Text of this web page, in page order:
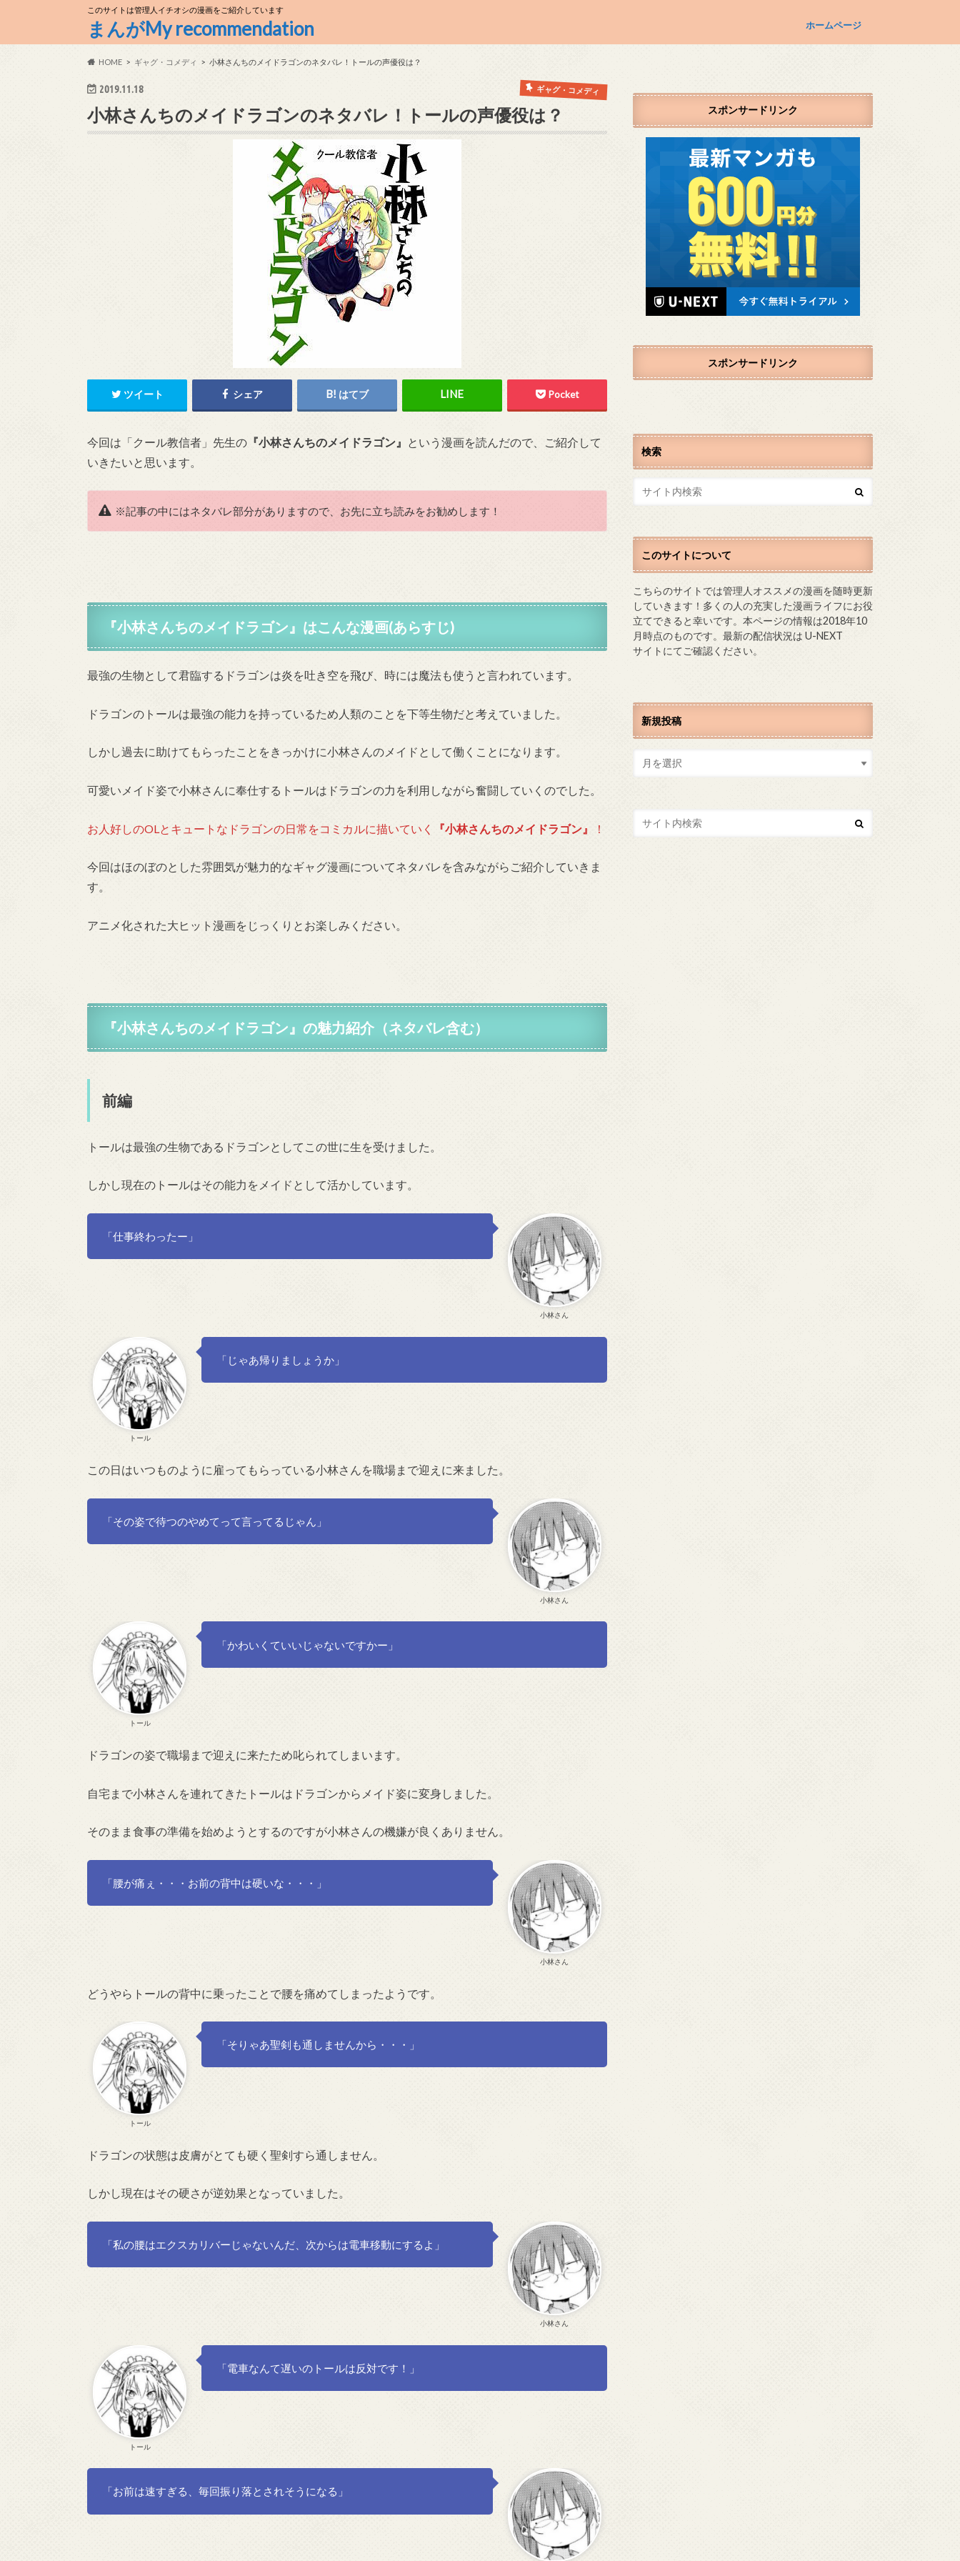
このサイトは管理人イチオシの漫画をご紹介しています
まんがMy recommendation ホームページ
HOME ギャグ・コメディ 小林さんちのメイドラゴンのネタバレ！トールの声優役は？
2019.11.18 ギャグ・コメディ
小林さんちのメイドラゴンのネタバレ！トールの声優役は？
ツイート シェア はてブ Pocket
今回は「クール教信者」先生の 『小林さんちのメイドラゴン』
という漫画を読んだので、ご紹介して
いきたいと思います。
※記事の中にはネタバレ部分がありますので、お先に立ち読みをお勧めします！
『小林さんちのメイドラゴン 』はこんな漫画(あらすじ)
最強の生物として君臨するドラゴンは炎を吐き空を飛び、時には魔法も使うと言われています。
ドラゴンのトールは最強の能力を持っているため人類のことを下等生物だと考えていました。
しかし過去に助けてもらったことをきっかけに小林さんのメイドとして働くことになります。
可愛いメイド姿で小林さんに奉仕するトールはドラゴンの力を利用しながら奮闘していくのでした。
お人好しのOLとキュートなドラゴンの日常をコミカルに描いていく 『小林さんちのメイドラゴン』 ！
今回はほのぼのとした雰囲気が魅力的なギャグ漫画についてネタバレを含みながらご紹介していきま
す。
アニメ化された大ヒット漫画をじっくりとお楽しみください。
『小林さんちのメイドラゴン 』の魅力紹介（ネタバレ含む）
前編
トールは最強の生物であるドラゴンとしてこの世に生を受けました。
しかし現在のトールはその能力をメイドとして活かしています。
小林さん
「仕事終わったー」
トール
「じゃあ帰りましょうか」
この日はいつものように雇ってもらっている小林さんを職場まで迎えに来ました。
小林さん
「その姿で待つのやめてって言ってるじゃん」
トール
「かわいくていいじゃないですかー」
ドラゴンの姿で職場まで迎えに来たため叱られてしまいます。
自宅まで小林さんを連れてきたトールはドラゴンからメイド姿に変身しました。
そのまま食事の準備を始めようとするのですが小林さんの機嫌が良くありません。
小林さん
「腰が痛ぇ・・・お前の背中は硬いな・・・」
どうやらトールの背中に乗ったことで腰を痛めてしまったようです。
トール
「そりゃあ聖剣も通しませんから・・・」
ドラゴンの状態は皮膚がとても硬く聖剣すら通しません。
しかし現在はその硬さが逆効果となっていました。
小林さん
「私の腰はエクスカリバーじゃないんだ、次からは電車移動にするよ」
トール
「電車なんて遅いのトールは反対です！」
「お前は速すぎる、毎回振り落とされそうになる」
スポンサードリンク
スポンサードリンク
検索
このサイトについて
こちらのサイトでは管理人オススメの漫画を随時更新
していきます！多くの人の充実した漫画ライフにお役
立てできると幸いです。本ページの情報は2018年10
月時点のものです。最新の配信状況は U-NEXT
サイトにてご確認ください。
新規投稿